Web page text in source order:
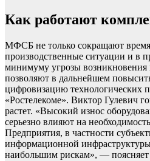
Как работают
МФСБ не только сокращают
производственные ситуации и в
минимуму угрозы возникновения
позволяют в дальнейшем
цифровизацию технологических
«Ростелекоме». Виктор Гулевич
растет. «Высокий износ
серьезно влияют на
Предприятия, в частности
информационной
наибольшим рискам», — поясняет